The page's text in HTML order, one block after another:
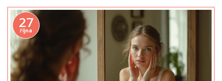
27
října